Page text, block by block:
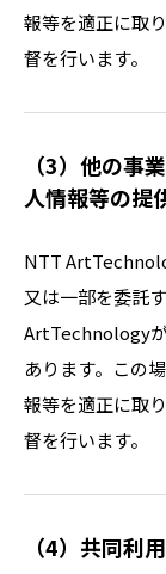
報等を適正に取
督を行います。
（3）他の事
人情報等の提
NTT
又は一部を委託
ArtTechnology
あります。この
報等を適正に取
督を行います。
（4）共同利用